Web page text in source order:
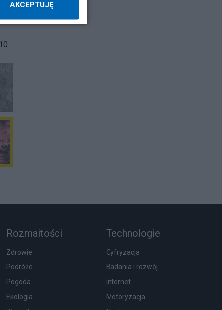
Rozmaitości
Zdrowie
Podróże
Pogoda
Ekologia
Technologie
Cyfryzacja
Badania i rozwój
Internet
Motoryzacja
AKCEPTUJĘ